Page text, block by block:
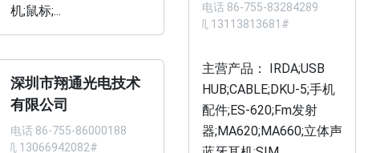
机;鼠标;...
电话 86-755-83284289
手机 13113813681#
主营产品： IRDA;USB
HUB;CABLE;DKU-5;手机
配件;ES-620;Fm发射
器;MA620;MA660;立体声
深圳市翔通光电技术
有限公司
电话 86-755-86000188
手机 13066942082#